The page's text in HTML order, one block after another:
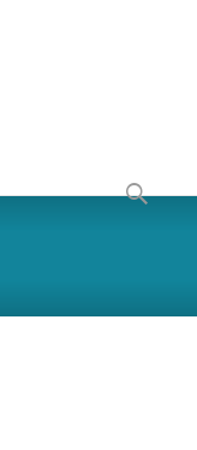
Найти: